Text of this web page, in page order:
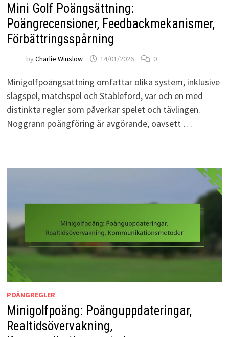
Mini Golf Poängsättning:
Poängrecensioner, Feedbackmekanismer,
Förbättringsspårning
by Charlie Winslow 14/01/2026 0
Minigolfpoängsättning omfattar olika system, inklusive
slagspel, matchspel och Stableford, var och en med
distinkta regler som påverkar spelet och tävlingen.
Noggrann poängföring är avgörande, oavsett …
POÄNGREGLER
Minigolfpoäng: Poänguppdateringar,
Realtidsövervakning,